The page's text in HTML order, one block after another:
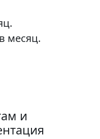
месяц.
и